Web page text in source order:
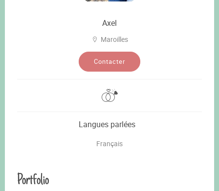
Axel
Maroilles
Contacter
Langues parlées
Français
Portfolio